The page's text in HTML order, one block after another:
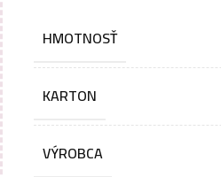
HMOTNOSŤ
KARTON
VÝROBCA